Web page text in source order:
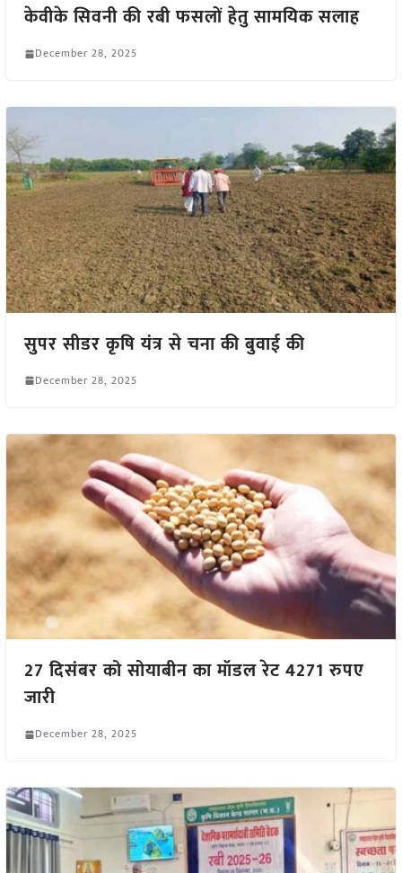
केवीके सिवनी की रबी फसलों हेतु सामयिक सलाह
December 28, 2025
सुपर सीडर कृषि यंत्र से चना की बुवाई की
December 28, 2025
27 दिसंबर को सोयाबीन का मॉडल रेट 4271 रुपए
जारी
December 28, 2025